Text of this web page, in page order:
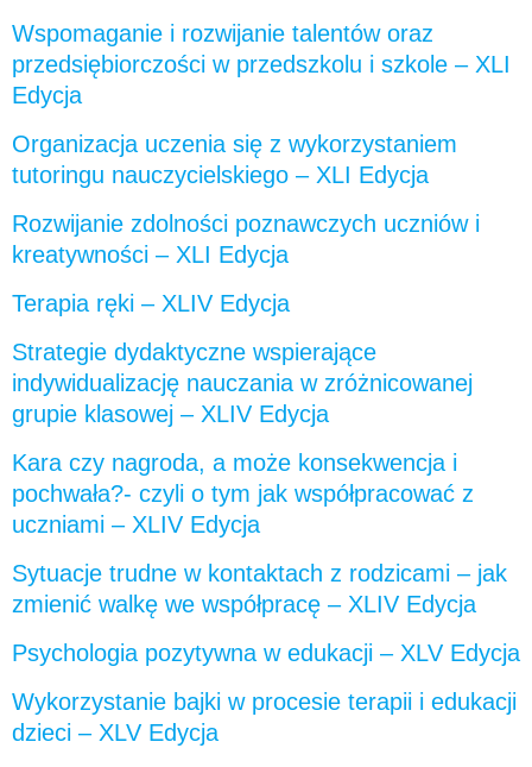
Wspomaganie i rozwijanie talentów oraz
przedsiębiorczości w przedszkolu i szkole – XLI
Edycja
Organizacja uczenia się z wykorzystaniem
tutoringu nauczycielskiego – XLI Edycja
Rozwijanie zdolności poznawczych uczniów i
kreatywności – XLI Edycja
Terapia ręki – XLIV Edycja
Strategie dydaktyczne wspierające
indywidualizację nauczania w zróżnicowanej
grupie klasowej – XLIV Edycja
Kara czy nagroda, a może konsekwencja i
pochwała?- czyli o tym jak współpracować z
uczniami – XLIV Edycja
Sytuacje trudne w kontaktach z rodzicami – jak
zmienić walkę we współpracę – XLIV Edycja
Psychologia pozytywna w edukacji – XLV Edycja
Wykorzystanie bajki w procesie terapii i edukacji
dzieci – XLV Edycja